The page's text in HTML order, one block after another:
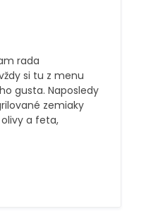
rada
si tu z menu
gusta. Naposledy
zemiaky
a feta,